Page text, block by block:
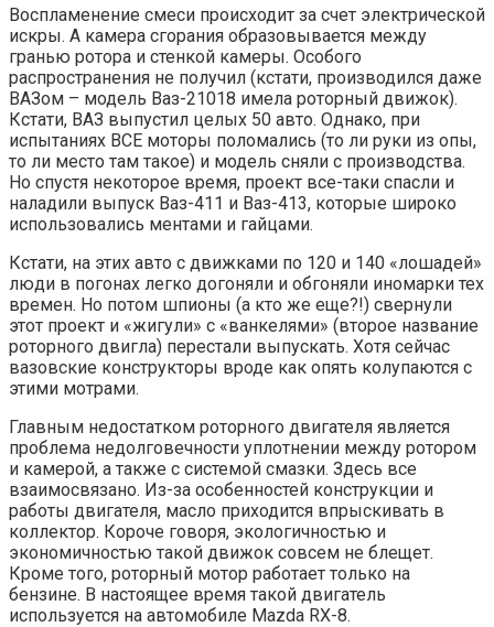
Воспламенение смеси происходит за счет электрической
искры. А камера сгорания образовывается между
гранью ротора и стенкой камеры. Особого
распространения не получил (кстати, производился даже
ВАЗом – модель Ваз-21018 имела роторный движок).
Кстати, ВАЗ выпустил целых 50 авто. Однако, при
испытаниях ВСЕ моторы поломались (то ли руки из опы,
то ли место там такое) и модель сняли с производства.
Но спустя некоторое время, проект все-таки спасли и
наладили выпуск Ваз-411 и Ваз-413, которые широко
использовались ментами и гайцами.
Кстати, на этих авто с движками по 120 и 140 «лошадей»
люди в погонах легко догоняли и обгоняли иномарки тех
времен. Но потом шпионы (а кто же еще?!) свернули
этот проект и «жигули» с «ванкелями» (второе название
роторного двигла) перестали выпускать. Хотя сейчас
вазовские конструкторы вроде как опять колупаются с
этими мотрами.
Главным недостатком роторного двигателя является
проблема недолговечности уплотнении между ротором
и камерой, а также с системой смазки. Здесь все
взаимосвязано. Из-за особенностей конструкции и
работы двигателя, масло приходится впрыскивать в
коллектор. Короче говоря, экологичностью и
экономичностью такой движок совсем не блещет.
Кроме того, роторный мотор работает только на
бензине. В настоящее время такой двигатель
используется на автомобиле Mazda RX-8.